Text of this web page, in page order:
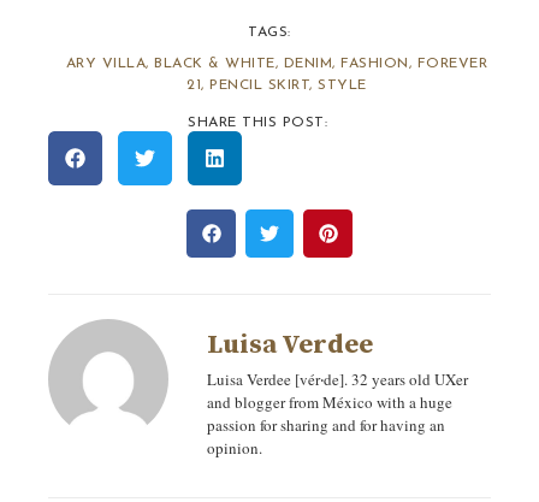
TAGS:
ARY VILLA, BLACK & WHITE, DENIM, FASHION, FOREVER
21, PENCIL SKIRT,STYLE
SHARE THIS POST:
Luisa Verdee
Luisa Verdee [vér‧de]. 32 years old UXer
and blogger from México with a huge
passion for sharing and for having an
opinion.